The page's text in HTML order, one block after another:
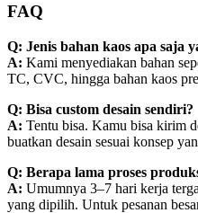
FAQ
Q: Jenis bahan kaos apa saja
A: Kami menyediakan bahan
TC, CVC, hingga bahan kaos
Q: Bisa custom desain sendiri?
A: Tentu bisa. Kamu bisa kirim
buatkan desain sesuai konsep
Q: Berapa lama proses
A: Umumnya 3–7 hari kerja
yang dipilih. Untuk pesanan